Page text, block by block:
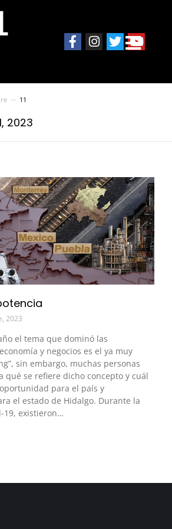
11
2023
2023
el tema que dominó las
y negocios es el ya muy
sin embargo, muchas personas
qué se refiere dicho concepto y cuál
para el país y
el estado de Hidalgo. Durante la
19, existieron…